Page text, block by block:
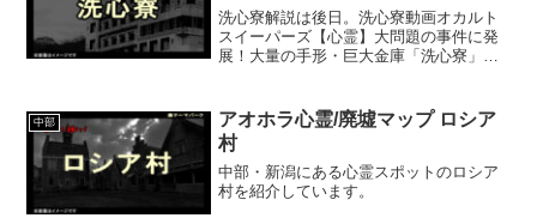
洗心寮解説は後日。洗心寮動画オカルト
スイーパーズ【心霊】大問題の事件に発
展！大量の手形・巨大金庫「洗心寮」に
庫で彷徨う亡霊。。！隠された巨大金庫
呪われた洗心寮隠された巨...
中部
アオホラ心霊/廃墟マップ ロシア
村
中部・新潟にある心霊スポットのロシア
村を紹介しています。